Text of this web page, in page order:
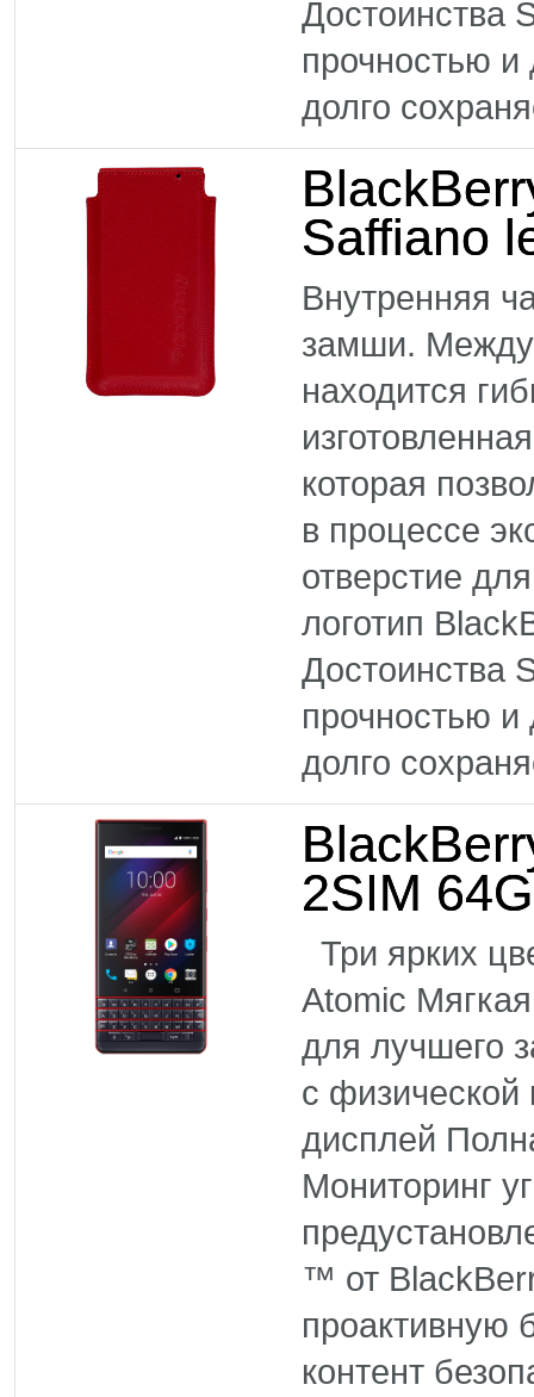
Достоинства
прочностью и
долго
Saffiano
Внутренняя
замши.
находится
которая
в процессе
отверстие
логотип
Достоинства
прочностью и
долго
2SIM
Три ярких
Atomic
для лучшего
с
дисплей
Мониторинг
™ от
проактивную
контент